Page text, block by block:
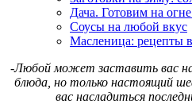
Дача. Готовим на
Соусы на любой вкус
Масленица: рецепты
-Любой может заставить вас
блюда, но только настоящий
вас насладиться